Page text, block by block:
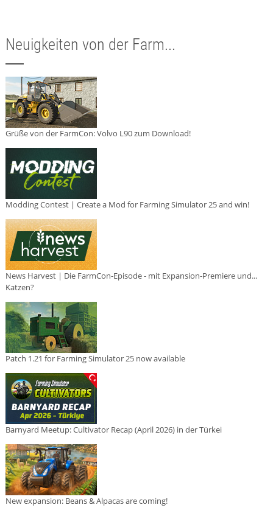
Neuigkeiten von der Farm...
Grüße von der FarmCon: Volvo L90 zum Download!
Modding Contest | Create a Mod for Farming Simulator 25 and win!
News Harvest | Die FarmCon-Episode - mit Expansion-Premiere und...
Katzen?
Patch 1.21 for Farming Simulator 25 now available
Barnyard Meetup: Cultivator Recap (April 2026) in der Türkei
New expansion: Beans & Alpacas are coming!